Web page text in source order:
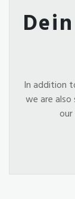
In addition
we are